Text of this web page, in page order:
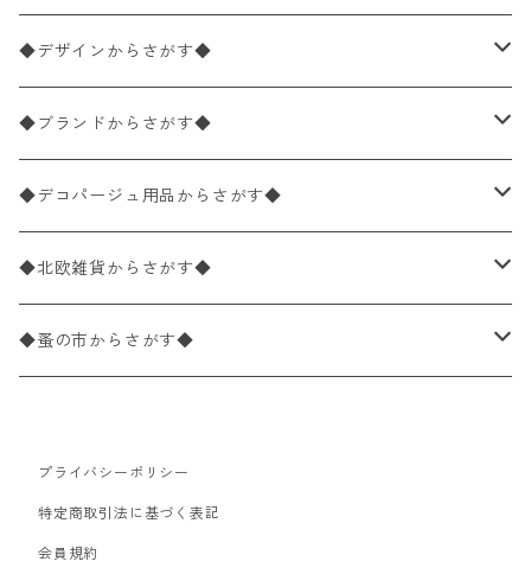
ペーパーナプキン1枚バラ売り
ペーパーナプキン20枚入りパック
ペーパーナプキン10枚入りパック
ライスペーパー
ペーパーリネンナプキン
ワックスペーパー
デコパージュ用品
33×33cm（ランチサイズ）
バラ売り
パック売り
25×25cm（カクテルサイズ）
バラ売り
パック売り
40×40cm（ディナーサイズ）
バラ売り
パック売り
21×21cm（ポケットサイズ）
バラ売り
33cm（ラウンド）
◆デザインからさがす◆
花柄
植物・グリーン柄
動物・鳥・昆虫・蝶柄
海・魚柄
食べ物・フルーツ・野菜・ドリンク柄
食器・カトラリー柄
◆ブランドからさがす◆
ドイツ製 IHR/イア
ランチサイズ
カクテルサイズ
ドイツ製 Ambiente/アンビエンテ
ランチサイズ
ドイツ製 Paperproducts Design
カクテルサイズ
ランチサイズ
カクテルサイズ
ドイツ製 ti-flair/ティーフレア
ランチサイズ
ドイツ製 PAW/パウ
◆デコパージュ用品からさがす◆
デコパージュ液
デコパージュ下地
デコパージュはさみ
3Dデコパージュ
◆北欧雑貨からさがす◆
シリコンモールド
トレイ
ポスター・カレンダー
◆蚤の市からさがす◆
北欧雑貨
デコパージュ用品
プライバシーポリシー
特定商取引法に基づく表記
会員規約